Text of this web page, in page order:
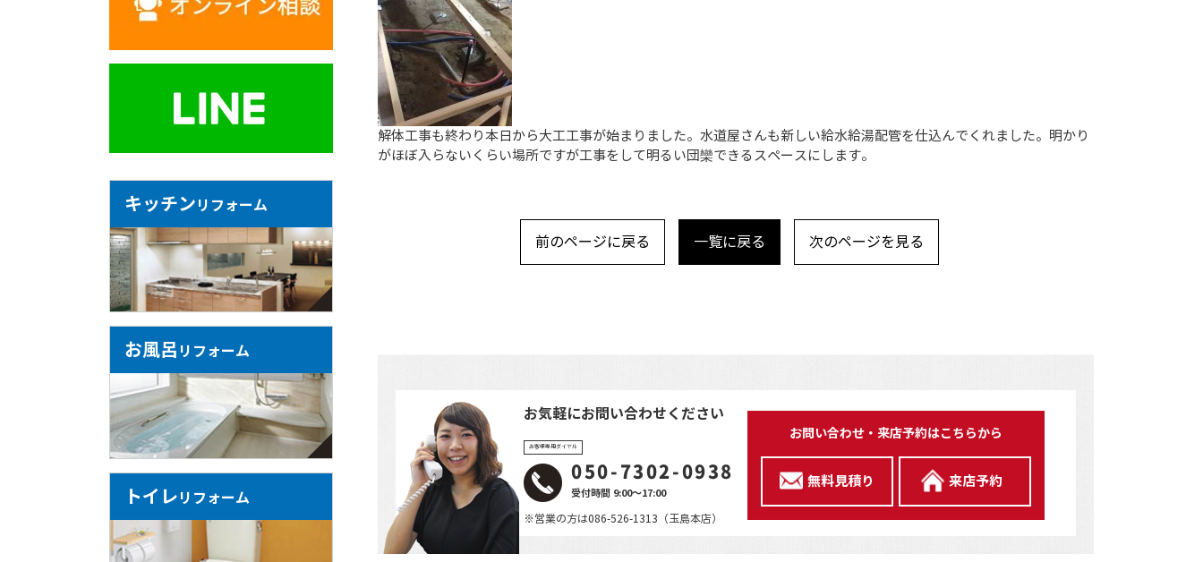
解体工事も終わり本日から大工工事が始まりました。水道屋さんも新しい給水給湯配管を仕込んでくれました。明かり
がほぼ入らないくらい場所ですが工事をして明るい団欒できるスペースにします。
前のページに戻る 一覧に戻る 次のページを見る
お気軽にお問い合わせください
お客様専用ダイヤル
050-7302-0938
受付時間 9:00～17:00
※営業の方は086-526-1313（玉島本店）
お問い合わせ・来店予約はこちらから
無料見積り 来店予約
キッチンリフォーム
お風呂 リフォーム
トイレリフォーム